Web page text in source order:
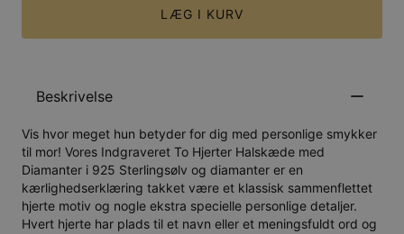
LÆG I KURV
Beskrivelse
Vis hvor meget hun betyder for dig med personlige smykker
til mor! Vores Indgraveret To Hjerter Halskæde med
Diamanter i 925 Sterlingsølv og diamanter er en
kærlighedserklæring takket være et klassisk sammenflettet
hjerte motiv og nogle ekstra specielle personlige detaljer.
Hvert hjerte har plads til et navn eller et meningsfuldt ord og